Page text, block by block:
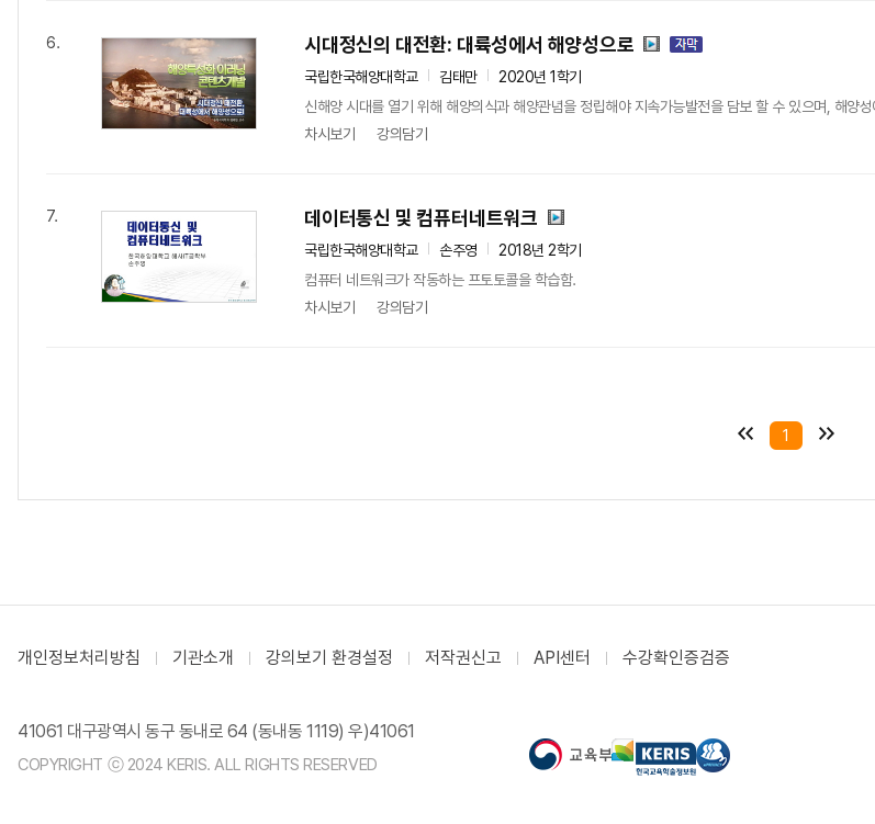
6. 시대정신의 대전환: 대륙성에서 해양성으로
국립한국해양대학교 김태만
2020년 1학기
신해양 시대를 열기 위해 해양의식과 해양관념을 정립해야 지속가능발전을 담보 할 수 있으며, 해양
차시보기
강의담기
7. 데이터통신 및 컴퓨터네트워크
국립한국해양대학교 손주영
2018년 2학기
컴퓨터 네트워크가 작동하는 프토토콜을 학습함.
차시보기
강의담기
1
개인정보처리방침 기관소개 강의보기 환경설정 저작권신고 API센터 수강확인증검증
41061 대구광역시 동구 동내로 64 (동내동 1119) 우)41061
COPYRIGHT ⓒ 2024 KERIS. ALL RIGHTS RESERVED